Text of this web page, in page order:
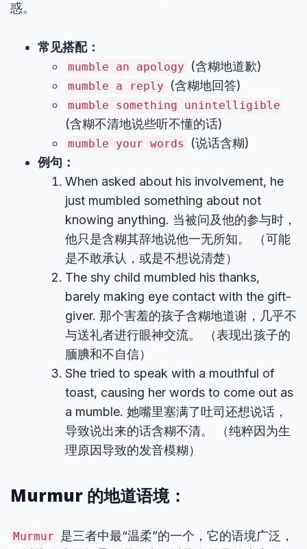
惑。
常见搭配：
mumble an apology (含糊地道歉)
mumble a reply (含糊地回答)
mumble something unintelligible
(含糊不清地说些听不懂的话)
mumble your words
(说话含糊)
例句：
When asked about his involvement, he
just mumbled something about not
knowing anything. 当被问及他的参与时，
他只是含糊其辞地说他一无所知。 （可能
是不敢承认，或是不想说清楚）
The shy child mumbled his thanks,
barely making eye contact with the gift-
giver. 那个害羞的孩子含糊地道谢，几乎不
与送礼者进行眼神交流。 （表现出孩子的
腼腆和不自信）
She tried to speak with a mouthful of
toast, causing her words to come out as
a mumble. 她嘴里塞满了吐司还想说话，
导致说出来的话含糊不清。 （纯粹因为生
理原因导致的发音模糊）
Murmur 的地道语境：
Murmur 是三者中最“温柔”的一个，它的语境广泛，